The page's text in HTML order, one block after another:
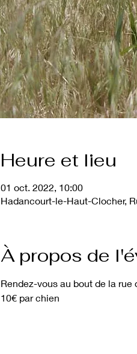
Heure et lieu
01 oct. 2022, 10:00
Hadancourt-le-Haut-Clocher,
À propos de
Rendez-vous au bout de la
10€ par chien